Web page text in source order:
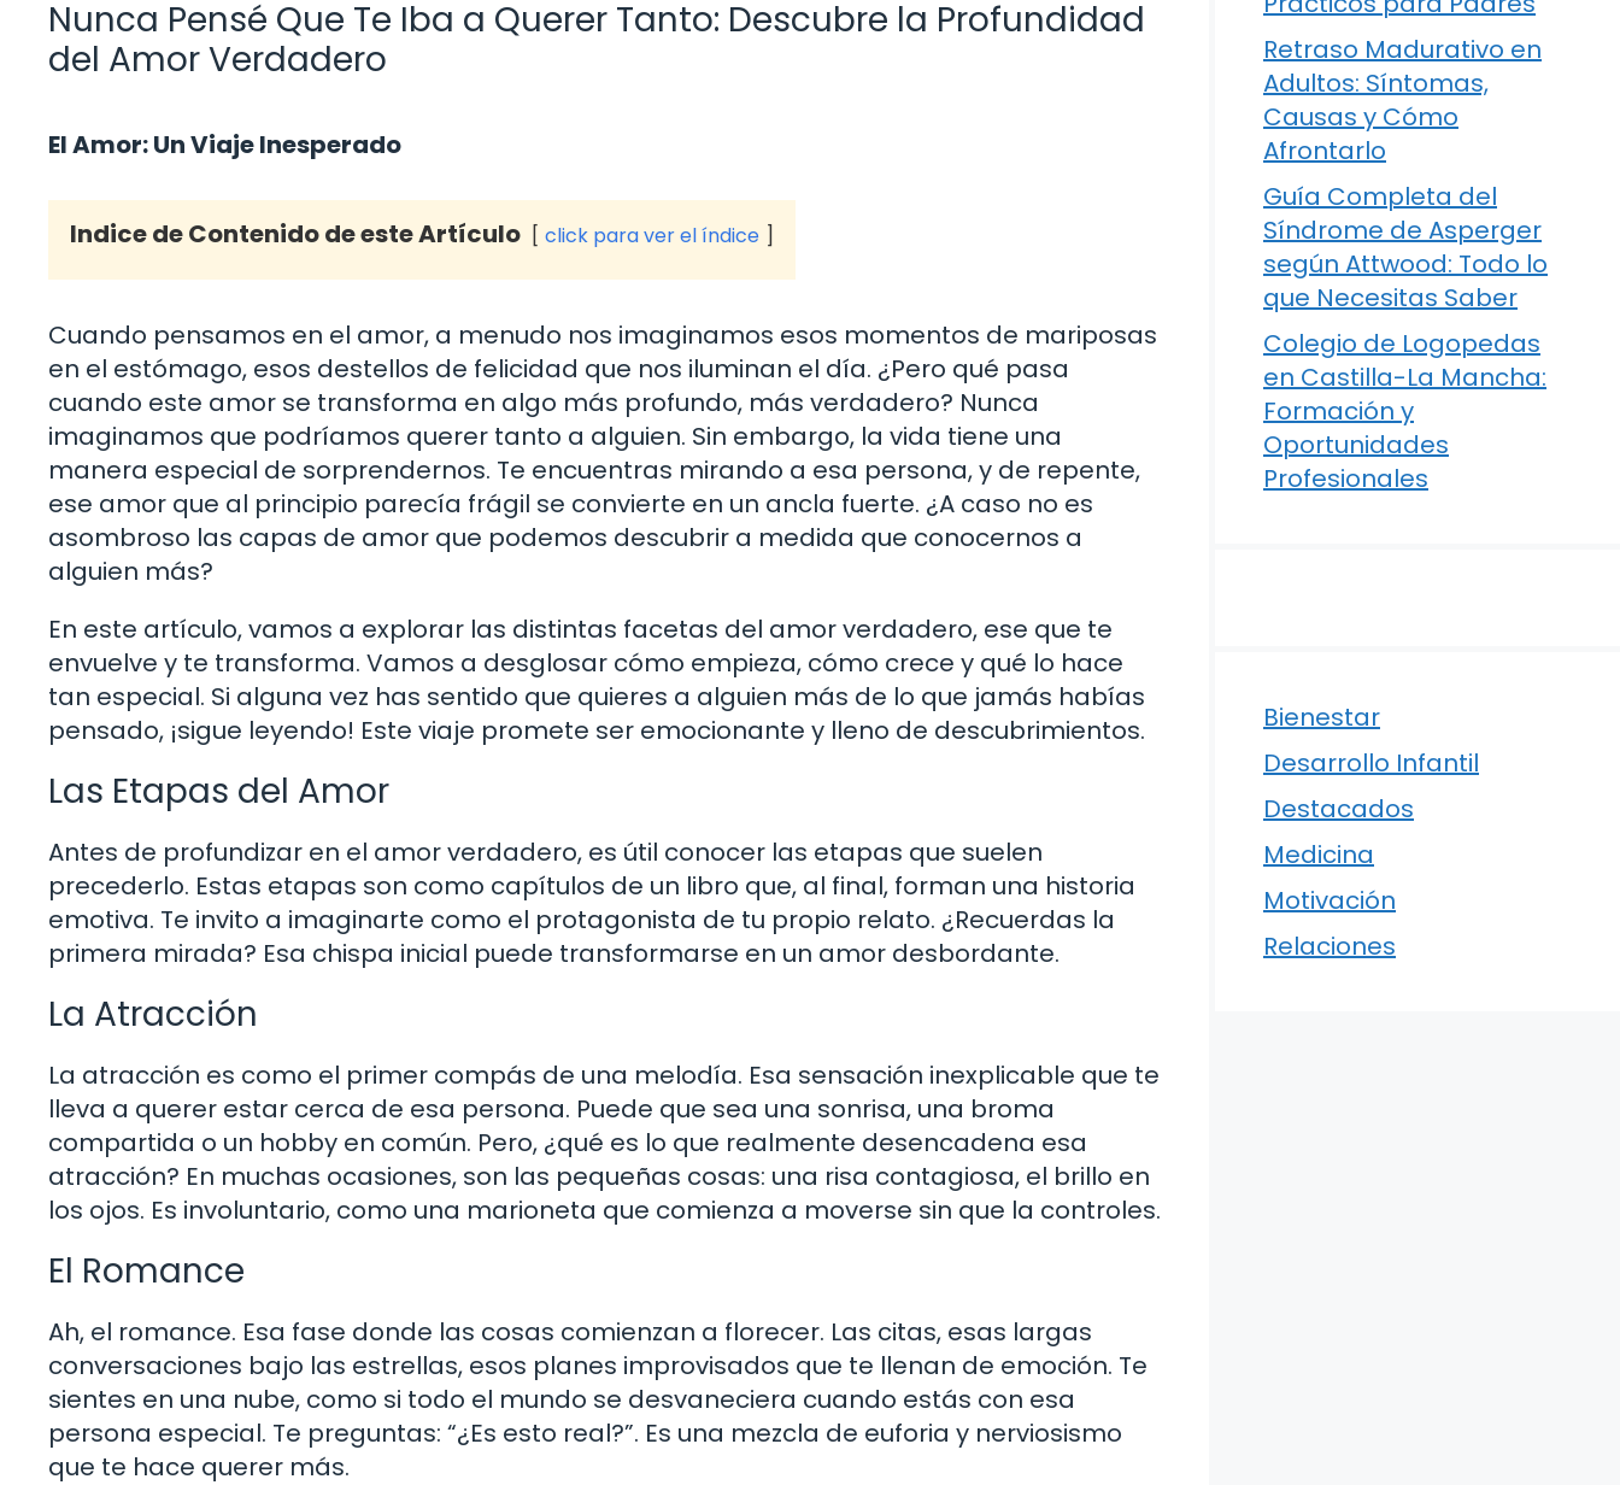
Nunca Pensé Que Te Iba a Querer Tanto: Descubre la Profundidad
del Amor Verdadero
El Amor: Un Viaje Inesperado
Indice de Contenido de este Artículo click para ver el índice
Cuando pensamos en el amor, a menudo nos imaginamos esos momentos de mariposas
en el estómago, esos destellos de felicidad que nos iluminan el día. ¿Pero qué pasa
cuando este amor se transforma en algo más profundo, más verdadero? Nunca
imaginamos que podríamos querer tanto a alguien. Sin embargo, la vida tiene una
manera especial de sorprendernos. Te encuentras mirando a esa persona, y de repente,
ese amor que al principio parecía frágil se convierte en un ancla fuerte. ¿A caso no es
asombroso las capas de amor que podemos descubrir a medida que conocernos a
alguien más?
En este artículo, vamos a explorar las distintas facetas del amor verdadero, ese que te
envuelve y te transforma. Vamos a desglosar cómo empieza, cómo crece y qué lo hace
tan especial. Si alguna vez has sentido que quieres a alguien más de lo que jamás habías
pensado, ¡sigue leyendo! Este viaje promete ser emocionante y lleno de descubrimientos.
Las Etapas del Amor
Antes de profundizar en el amor verdadero, es útil conocer las etapas que suelen
precederlo. Estas etapas son como capítulos de un libro que, al final, forman una historia
emotiva. Te invito a imaginarte como el protagonista de tu propio relato. ¿Recuerdas la
primera mirada? Esa chispa inicial puede transformarse en un amor desbordante.
La Atracción
La atracción es como el primer compás de una melodía. Esa sensación inexplicable que te
lleva a querer estar cerca de esa persona. Puede que sea una sonrisa, una broma
compartida o un hobby en común. Pero, ¿qué es lo que realmente desencadena esa
atracción? En muchas ocasiones, son las pequeñas cosas: una risa contagiosa, el brillo en
los ojos. Es involuntario, como una marioneta que comienza a moverse sin que la controles.
El Romance
Ah, el romance. Esa fase donde las cosas comienzan a florecer. Las citas, esas largas
conversaciones bajo las estrellas, esos planes improvisados que te llenan de emoción. Te
sientes en una nube, como si todo el mundo se desvaneciera cuando estás con esa
persona especial. Te preguntas: “¿Es esto real?”. Es una mezcla de euforia y nerviosismo
que te hace querer más.
Retraso Madurativo en
Adultos: Síntomas,
Causas y Cómo
Afrontarlo
Guía Completa del
Síndrome de Asperger
según Attwood: Todo lo
que Necesitas Saber
Colegio de Logopedas
en Castilla-La Mancha:
Formación y
Oportunidades
Profesionales
Bienestar
Desarrollo Infantil
Destacados
Medicina
Motivación
Relaciones